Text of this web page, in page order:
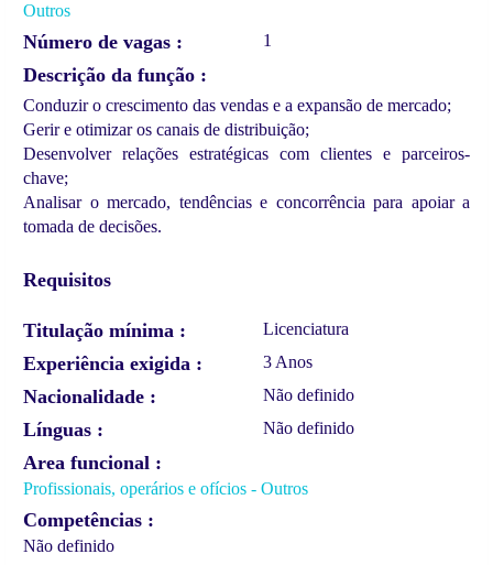
Outros
Número de vagas 1
Descrição da função
Conduzir o crescimento das vendas e a expansão de mercado;
Gerir e otimizar os canais de distribuição;
Desenvolver relações estratégicas com clientes e parceiros-
chave;
Analisar o mercado, tendências e concorrência para apoiar a
tomada de decisões.
Requisitos
Titulação mínima Licenciatura
Experiência exigida 3 Anos
Nacionalidade Não definido
Línguas Não definido
Area funcional
Profissionais, operários e ofícios - Outros
Competências
Não definido